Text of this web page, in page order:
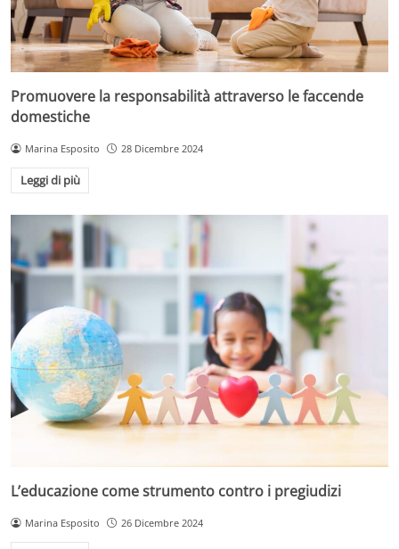
Promuovere la responsabilità attraverso le faccende
domestiche
Marina Esposito 28 Dicembre 2024
Leggi di più
L’educazione come strumento contro i pregiudizi
Marina Esposito 26 Dicembre 2024